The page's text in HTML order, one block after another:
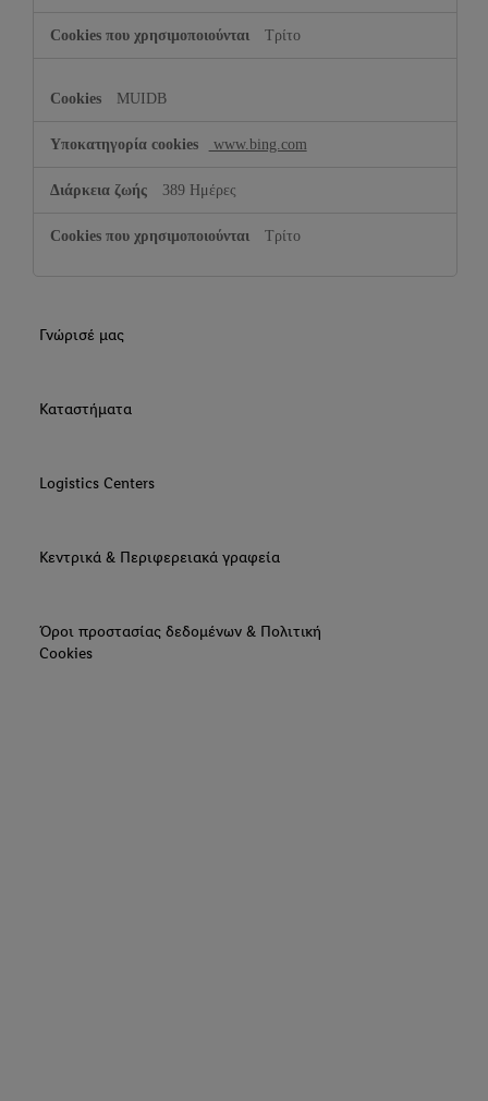
Τρίτο
MUIDB
www.bing.com
389 Ημέρες
Τρίτο
Γνώρισέ μας
Καταστήματα
Logistics Centers
Κεντρικά & Περιφερειακά γραφεία
Όροι προστασίας δεδομένων & Πολιτική
Cookies